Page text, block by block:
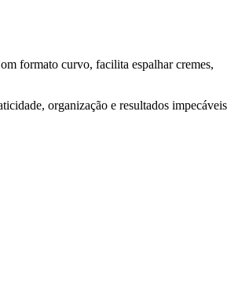
formato curvo, facilita espalhar cremes,
organização e resultados impecáveis